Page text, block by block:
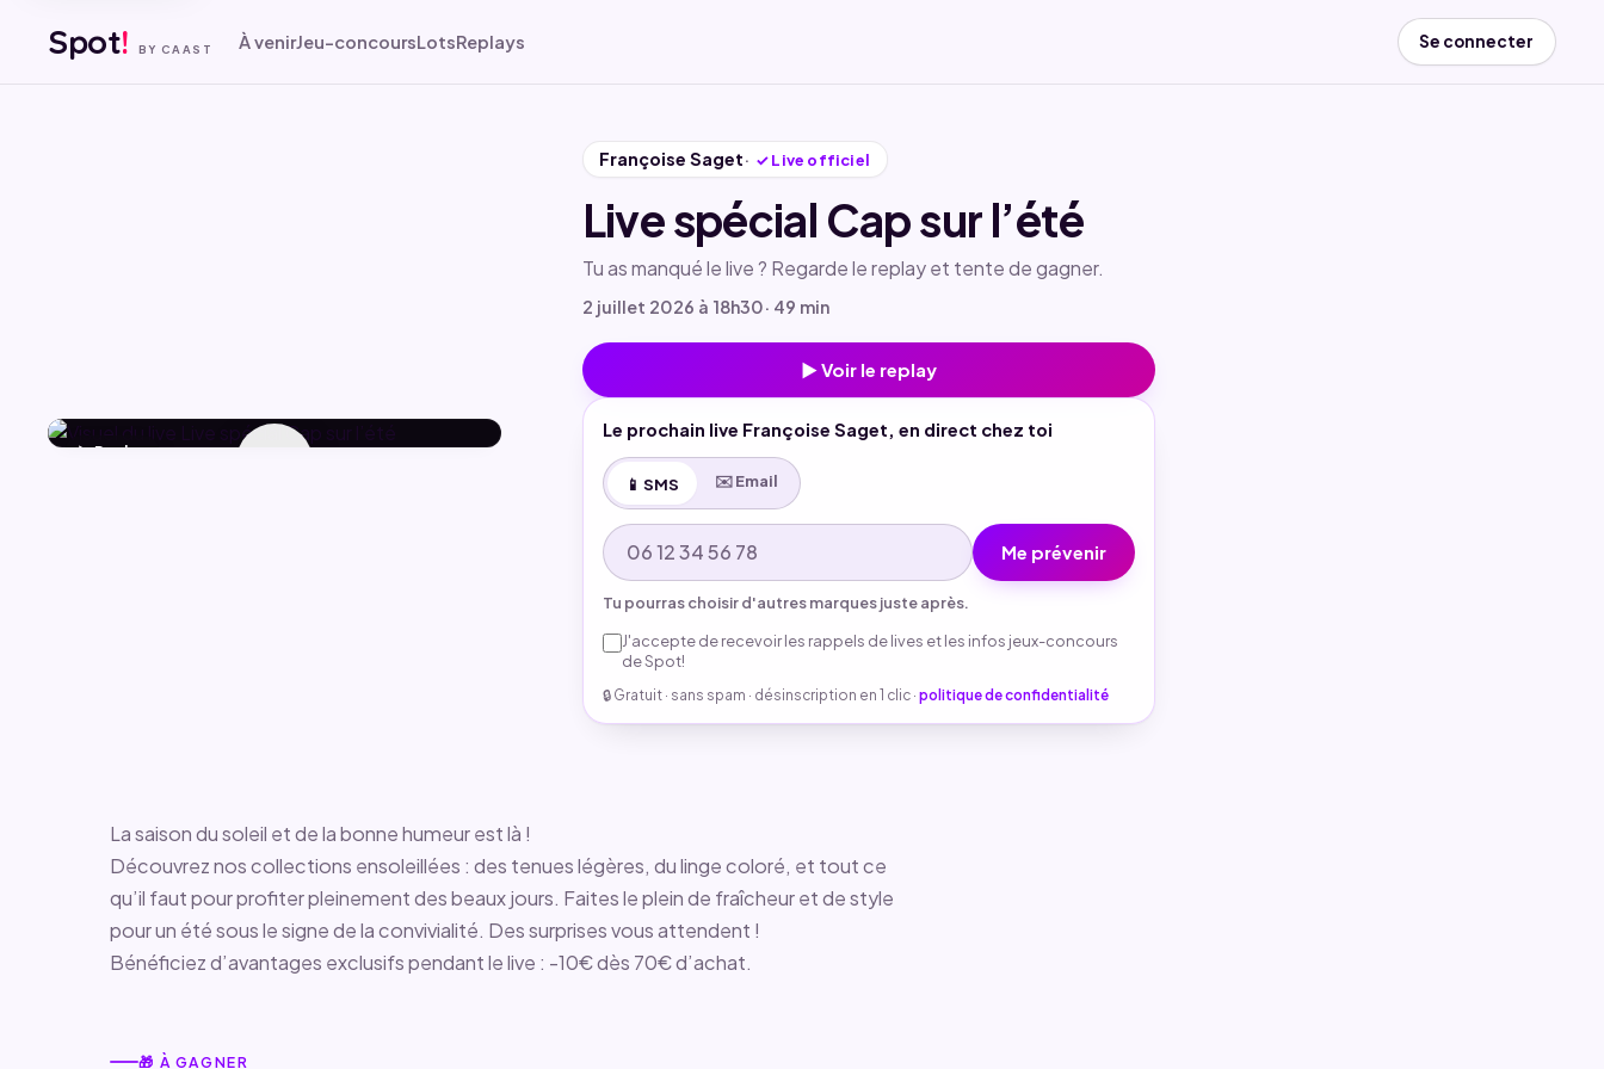
Spot! BY CAAST À venirJeu-concoursLotsReplays Se connecter
▶ Replay
Françoise Saget ✓Live officiel
Live spécial Cap sur l’été
Tu as manqué le live ? Regarde le replay et tente de gagner.
2 juillet 2026 à 18h30· 49 min
▶ Voir le replay
Le prochain live Françoise Saget, en direct chez toi
📱 SMS ✉️ Email
Me prévenir
Tu pourras choisir d'autres marques juste après.
J'accepte de recevoir les rappels de lives et les infos jeux-concours
de Spot!
🔒 Gratuit · sans spam · désinscription en 1 clic · politique de confidentialité
La saison du soleil et de la bonne humeur est là !
Découvrez nos collections ensoleillées : des tenues légères, du linge coloré, et tout ce
qu’il faut pour profiter pleinement des beaux jours. Faites le plein de fraîcheur et de style
pour un été sous le signe de la convivialité. Des surprises vous attendent !
Bénéficiez d’avantages exclusifs pendant le live : -10€ dès 70€ d’achat.
🎁 À GAGNER